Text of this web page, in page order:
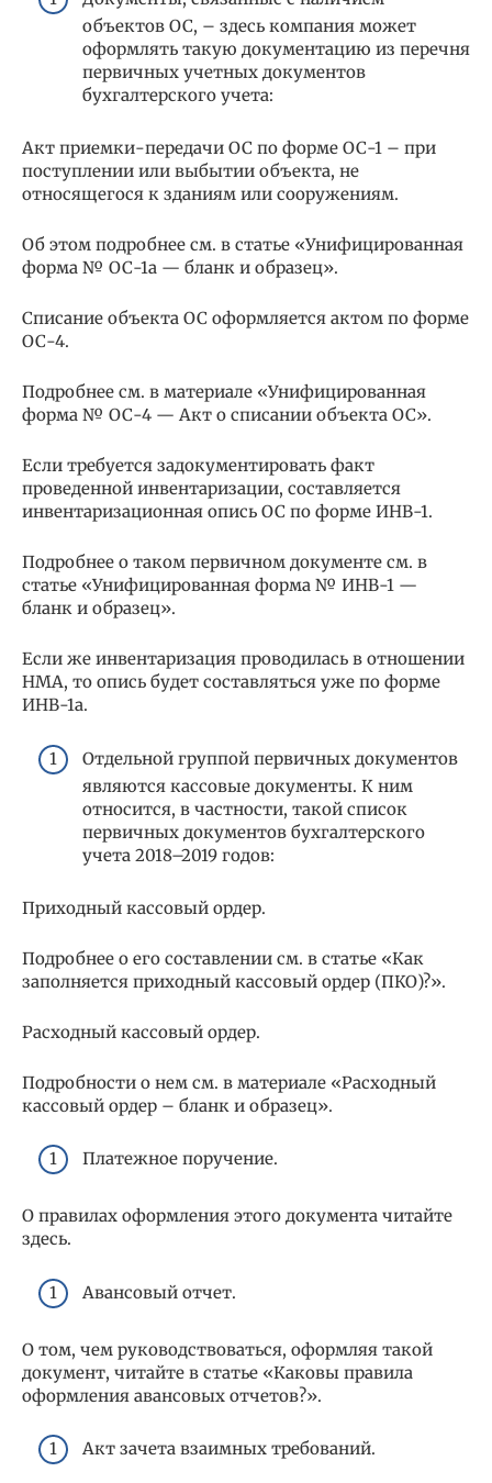
объектов ОС, – здесь компания может
оформлять такую документацию из перечня
первичных учетных документов
бухгалтерского учета:
Акт приемки-передачи ОС по форме ОС-1 – при
поступлении или выбытии объекта, не
относящегося к зданиям или сооружениям.
Об этом подробнее см. в статье «Унифицированная
форма № ОС-1а — бланк и образец».
Списание объекта ОС оформляется актом по форме
ОС-4.
Подробнее см. в материале «Унифицированная
форма № ОС-4 — Акт о списании объекта ОС».
Если требуется задокументировать факт
проведенной инвентаризации, составляется
инвентаризационная опись ОС по форме ИНВ-1.
Подробнее о таком первичном документе см. в
статье «Унифицированная форма № ИНВ-1 —
бланк и образец».
Если же инвентаризация проводилась в отношении
НМА, то опись будет составляться уже по форме
ИНВ-1а.
Отдельной группой первичных документов
являются кассовые документы. К ним
относится, в частности, такой список
первичных документов бухгалтерского
учета 2018–2019 годов:
Приходный кассовый ордер.
Подробнее о его составлении см. в статье «Как
заполняется приходный кассовый ордер (ПКО)?».
Расходный кассовый ордер.
Подробности о нем см. в материале «Расходный
кассовый ордер – бланк и образец».
Платежное поручение.
О правилах оформления этого документа читайте
здесь.
Авансовый отчет.
О том, чем руководствоваться, оформляя такой
документ, читайте в статье «Каковы правила
оформления авансовых отчетов?».
Акт зачета взаимных требований.